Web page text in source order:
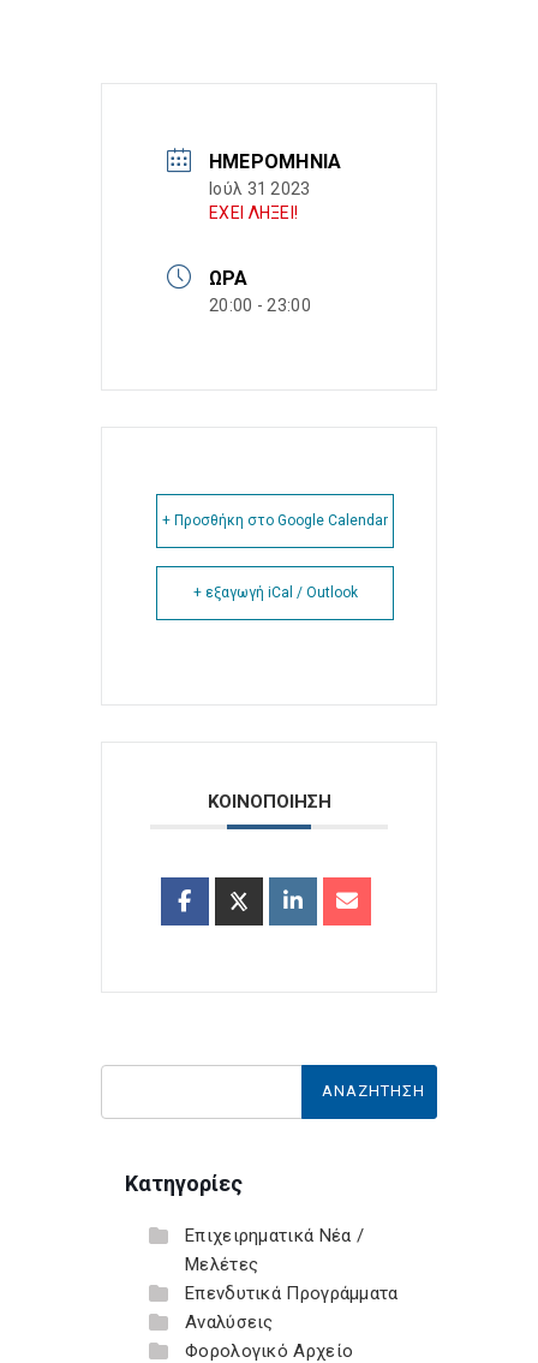
ΗΜΕΡΟΜΗΝΊΑ
Ιούλ 31 2023
ΕΧΕΙ ΛΗΞΕΙ!
ΏΡΑ
20:00 - 23:00
+ Προσθήκη στο Google Calendar
+ εξαγωγή iCal / Outlook
ΚΟΙΝΟΠΟΙΗΣΗ
Κατηγορίες
Επιχειρηματικά Νέα /
Μελέτες
Επενδυτικά Προγράμματα
Αναλύσεις
Φορολογικό Αρχείο